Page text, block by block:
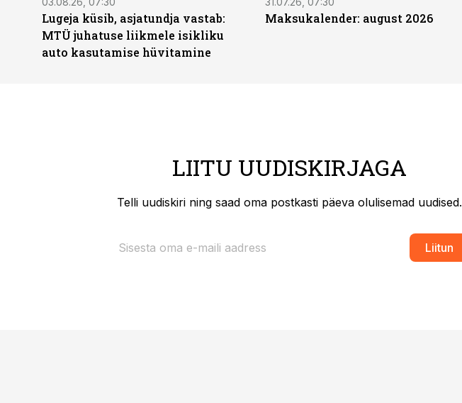
Lugeja küsib, asjatundja vastab:
MTÜ juhatuse liikmele isikliku
auto kasutamise hüvitamine
Maksukalender: august 2026
LIITU UUDISKIRJAGA
Telli uudiskiri ning saad oma postkasti päeva olulisemad uudised.
Liitun